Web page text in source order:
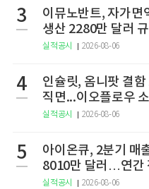
3
이뮤노반트, 자가
생산 2280만 달러
실적공시 2026-08-06
4
인슐릿, 옴니팟 결함
직면...이오플로우
구
실적공시 2026-08-06
5
아이온큐, 2분기 매
8010만 달러…연간
실적공시 2026-08-06